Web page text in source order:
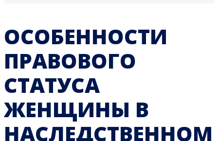
ОСОБЕННОСТИ
ПРАВОВОГО
СТАТУСА
ЖЕНЩИНЫ В
НАСЛЕДСТВЕННОМ